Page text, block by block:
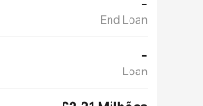
-
End Loan
-
Loan